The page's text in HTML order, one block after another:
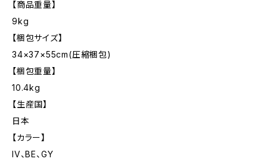
【商品重量】
9kg
【梱包サイズ】
34×37×55cm(圧縮梱包)
【梱包重量】
10.4kg
【生産国】
日本
【カラー】
IV、BE、GY